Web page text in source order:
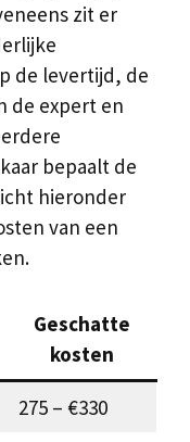
zit er
de levertijd, de
de expert en
bepaalt de
hieronder
van een
Geschatte
kosten
275 – €330